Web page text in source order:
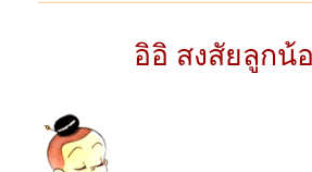
อิอิ สงสัยลูกน้